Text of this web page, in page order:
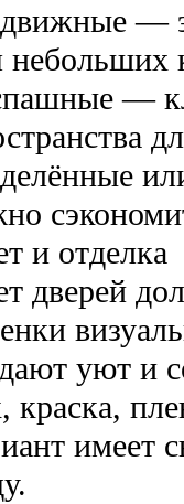
—
небольших
—
и отделка
дверей
уют и
краска,
имеет